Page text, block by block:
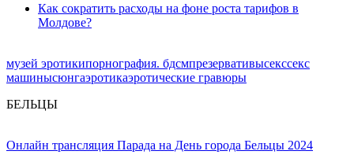
Как сократить расходы на фоне роста тарифов в
Молдове?
музей эротикипорнография. бдсмпрезервативысекссекс
машинысюнгаэротикаэротические гравюры
БЕЛЬЦЫ
Онлайн трансляция Парада на День города Бельцы 2024